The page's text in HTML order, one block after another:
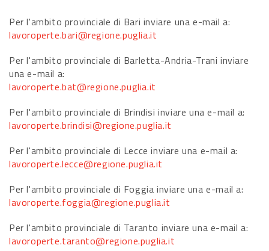
Per l'ambito provinciale di Bari inviare una e-mail a:
lavoroperte.bari@regione.puglia.it
Per l'ambito provinciale di Barletta-Andria-Trani inviare
una e-mail a:
lavoroperte.bat@regione.puglia.it
Per l'ambito provinciale di Brindisi inviare una e-mail a:
lavoroperte.brindisi@regione.puglia.it
Per l'ambito provinciale di Lecce inviare una e-mail a:
lavoroperte.lecce@regione.puglia.it
Per l'ambito provinciale di Foggia inviare una e-mail a:
lavoroperte.foggia@regione.puglia.it
Per l'ambito provinciale di Taranto inviare una e-mail a:
lavoroperte.taranto@regione.puglia.it